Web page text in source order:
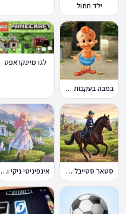
ילד חתול
במבה בעקבות החטיף החטוף 2
לגו מיינקראפט
סטאר סטייבל Star Stable Online אינפיניטי ניקי Infinity Nikki